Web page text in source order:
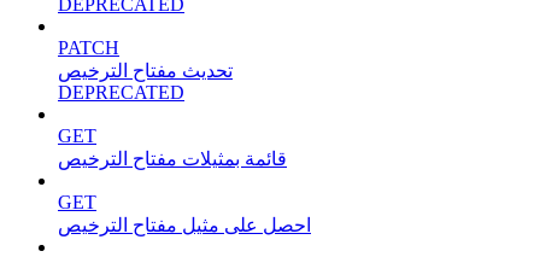
DEPRECATED
PATCH
تحديث مفتاح الترخيص
DEPRECATED
GET
قائمة بمثيلات مفتاح الترخيص
GET
احصل على مثيل مفتاح الترخيص